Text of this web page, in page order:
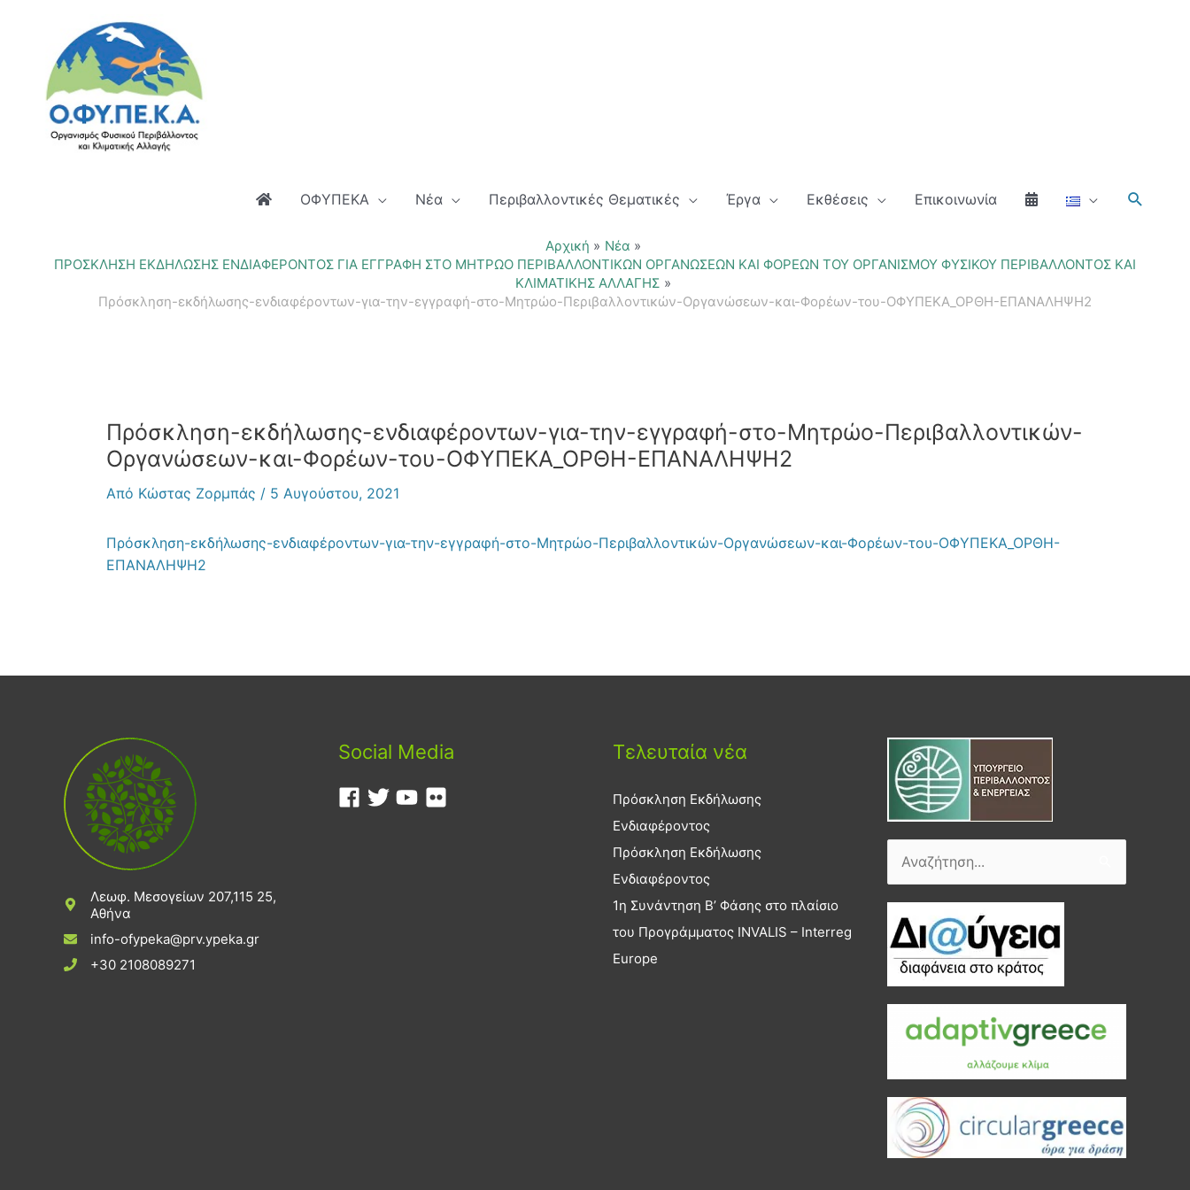
περιεχόμενο
ΟΦΥΠΕΚΑ Νέα Περιβαλλοντικές Θεματικές Έργα Εκθέσεις Επικοινωνία
Αρχική
Νέα
ΠΡΟΣΚΛΗΣΗ ΕΚΔΗΛΩΣΗΣ ΕΝΔΙΑΦΕΡΟΝΤΟΣ ΓΙΑ ΕΓΓΡΑΦΗ ΣΤΟ ΜΗΤΡΩΟ ΠΕΡΙΒΑΛΛΟΝΤΙΚΩΝ ΟΡΓΑΝΩΣΕΩΝ ΚΑΙ ΦΟΡΕΩΝ ΤΟΥ ΟΡΓΑΝΙΣΜΟΥ ΦΥΣΙΚΟΥ ΠΕΡΙΒΑΛΛΟΝΤΟΣ ΚΑΙ
ΚΛΙΜΑΤΙΚΗΣ ΑΛΛΑΓΗΣ
Πρόσκληση-εκδήλωσης-ενδιαφέροντων-για-την-εγγραφή-στο-Μητρώο-Περιβαλλοντικών-Οργανώσεων-και-Φορέων-του-ΟΦΥΠΕΚΑ_ΟΡΘΗ-ΕΠΑΝΑΛΗΨΗ2
Πρόσκληση-εκδήλωσης-ενδιαφέροντων-για-την-εγγραφή-στο-Μητρώο-Περιβαλλοντικών-
Οργανώσεων-και-Φορέων-του-ΟΦΥΠΕΚΑ_ΟΡΘΗ-ΕΠΑΝΑΛΗΨΗ2
Από Κώστας Ζορμπάς / 5 Αυγούστου, 2021
Πρόσκληση-εκδήλωσης-ενδιαφέροντων-για-την-εγγραφή-στο-Μητρώο-Περιβαλλοντικών-Οργανώσεων-και-Φορέων-του-ΟΦΥΠΕΚΑ_ΟΡΘΗ-
ΕΠΑΝΑΛΗΨΗ2
Λεωφ. Μεσογείων 207,115 25,
Αθήνα
info-ofypeka@prv.ypeka.gr
+30 2108089271
Social Media Τελευταία νέα
Πρόσκληση Εκδήλωσης
Ενδιαφέροντος
Πρόσκληση Εκδήλωσης
Ενδιαφέροντος
1η Συνάντηση Β’ Φάσης στο πλαίσιο
του Προγράμματος INVALIS – Interreg
Europe
Αναζήτηση